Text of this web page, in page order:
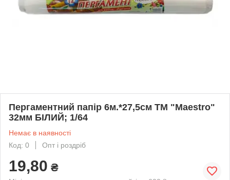
Пергаментний папір 6м.*27,5см TM "Maestro"
32мм БІЛИЙ; 1/64
Немає в наявності
Код: 0
Опт і роздріб
19,80 ₴